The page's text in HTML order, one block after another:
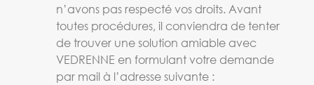
n’avons pas respecté vos droits. Avant
toutes procédures, il conviendra de tenter
de trouver une solution amiable avec
VEDRENNE en formulant votre demande
par mail à l’adresse suivante :